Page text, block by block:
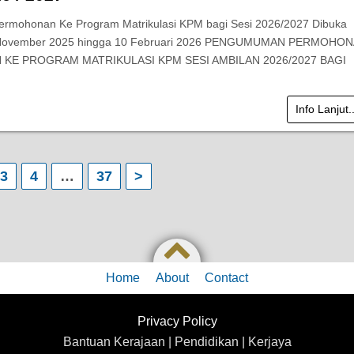
Ke Program Matrikulasi KPM bagi Sesi 2026/2027 Dibuka
2025 hingga 10 Februari 2026 PENGUMUMAN
KE PROGRAM MATRIKULASI KPM SESI AMBILAN 2026/2027 BAGI
Info Lanjut..
3 4 … 37 >
Home About Contact
Privacy Policy
Bantuan Kerajaan | Pendidikan | Kerjaya